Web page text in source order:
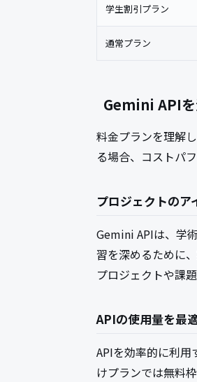
学生割引プラン
通常プラン
Gemini APIを
料金プランを理解
る場合、コストパ
プロジェクトのア
Gemini APIは、学
習を深めるために
プロジェクトや課
APIの使用量を最
APIを効率的に利
けプランでは無料